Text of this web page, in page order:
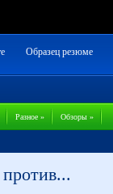
Образец резюме
Разное » Обзоры »